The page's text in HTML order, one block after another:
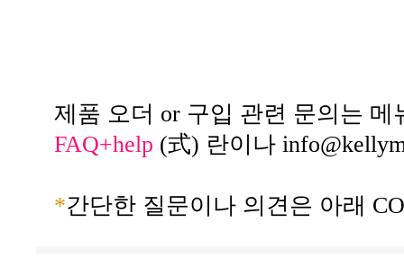
제품 오더 or 구입 관련 문의는 메
FAQ+help (式) 란이나
*간단한 질문이나 의견은 아래